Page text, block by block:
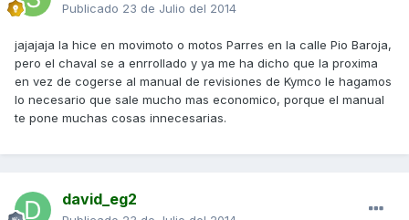
Publicado 23 de Julio del 2014
jajajaja la hice en movimoto o motos Parres en la calle Pio Baroja,
pero el chaval se a enrrollado y ya me ha dicho que la proxima
en vez de cogerse al manual de revisiones de Kymco le hagamos
lo necesario que sale mucho mas economico, porque el manual
te pone muchas cosas innecesarias.
david_eg2